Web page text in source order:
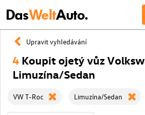
DasWeltAuto.
Upravit vyhledávání
4 Koupit ojetý vůz
Limuzína/Sedan
VW T-Roc Limuzína/Sedan